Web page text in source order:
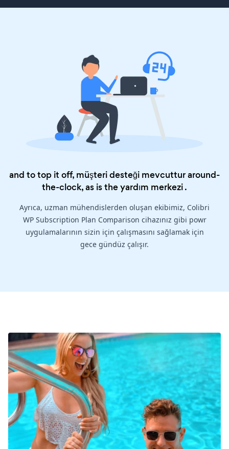
and to top it off, müşteri desteği mevcuttur around-
the-clock, as is theyardım merkezi.
Ayrıca, uzman mühendislerden oluşan ekibimiz, Colibri
WP Subscription Plan Comparison cihazınız gibi powr
uygulamalarının sizin için çalışmasını sağlamak için
gece gündüz çalışır.